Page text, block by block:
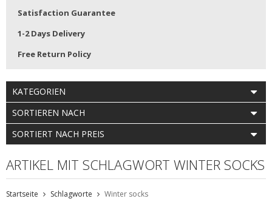
Satisfaction Guarantee
1-2 Days Delivery
Free Return Policy
KATEGORIEN
SORTIEREN NACH
SORTIERT NACH PREIS
ARTIKEL MIT SCHLAGWORT WINTER SOCKS
Startseite Schlagworte Winter socks